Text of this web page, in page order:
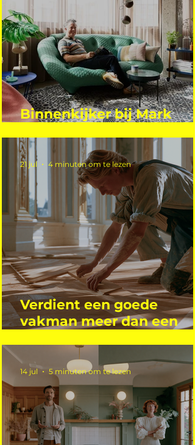
Binnenkijker bij Mark
Verdient een goede
vakman meer dan een
21 jul 4 minuten om te lezen
14 jul 5 minuten om te lezen